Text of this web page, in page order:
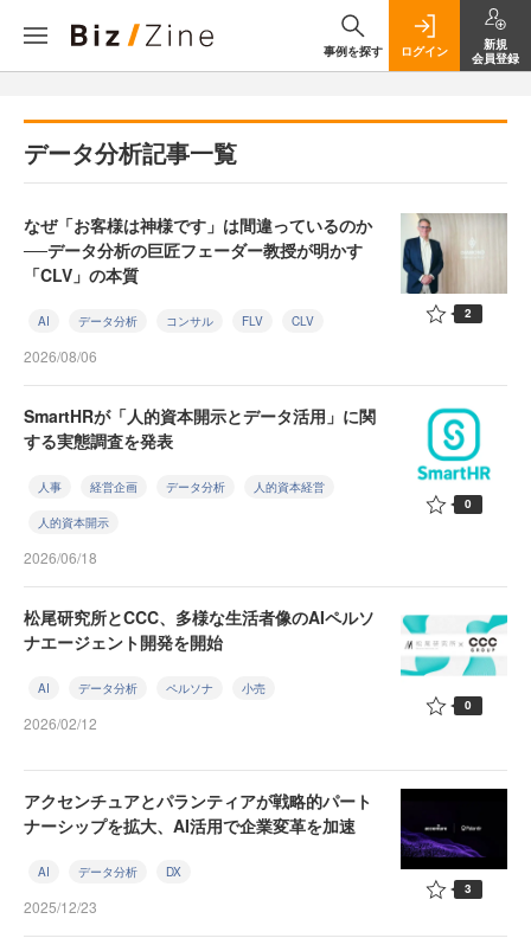
事例を探す ログイン
新規
会員登録
データ分析記事一覧
なぜ「お客様は神様です」は間違っているのか
──データ分析の巨匠フェーダー教授が明かす
「CLV」の本質
AI データ分析 コンサル FLV CLV
2026/08/06
2
SmartHRが「人的資本開示とデータ活用」に関
する実態調査を発表
人事 経営企画 データ分析 人的資本経営
人的資本開示
2026/06/18
0
松尾研究所とCCC、多様な生活者像のAIペルソ
ナエージェント開発を開始
AI データ分析 ペルソナ 小売
2026/02/12
0
アクセンチュアとパランティアが戦略的パート
ナーシップを拡大、AI活用で企業変革を加速
AI データ分析 DX
2025/12/23
3